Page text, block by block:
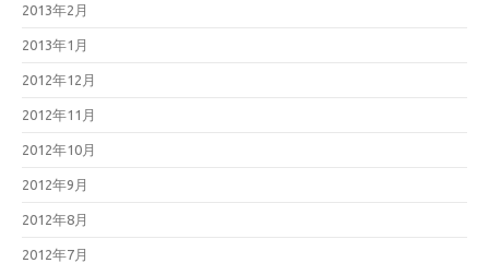
2013年2月
2013年1月
2012年12月
2012年11月
2012年10月
2012年9月
2012年8月
2012年7月